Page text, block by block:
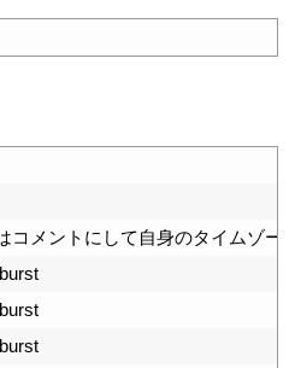
コメントにして自身のタイムゾー